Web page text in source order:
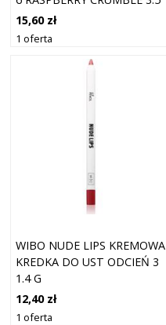
G
15,60 zł
1 oferta
WIBO NUDE LIPS KREMOWA
KREDKA DO UST ODCIEŃ 3
1.4 G
12,40 zł
1 oferta